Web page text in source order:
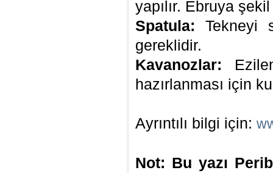
yapılır. Ebruya
Spatula: Tekneyi
gereklidir.
Kavanozlar:
hazırlanması için
Ayrıntılı bilgi için:
Not: Bu yazı